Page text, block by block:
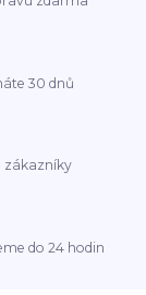
30 dnů
zákazníky
do 24 hodin